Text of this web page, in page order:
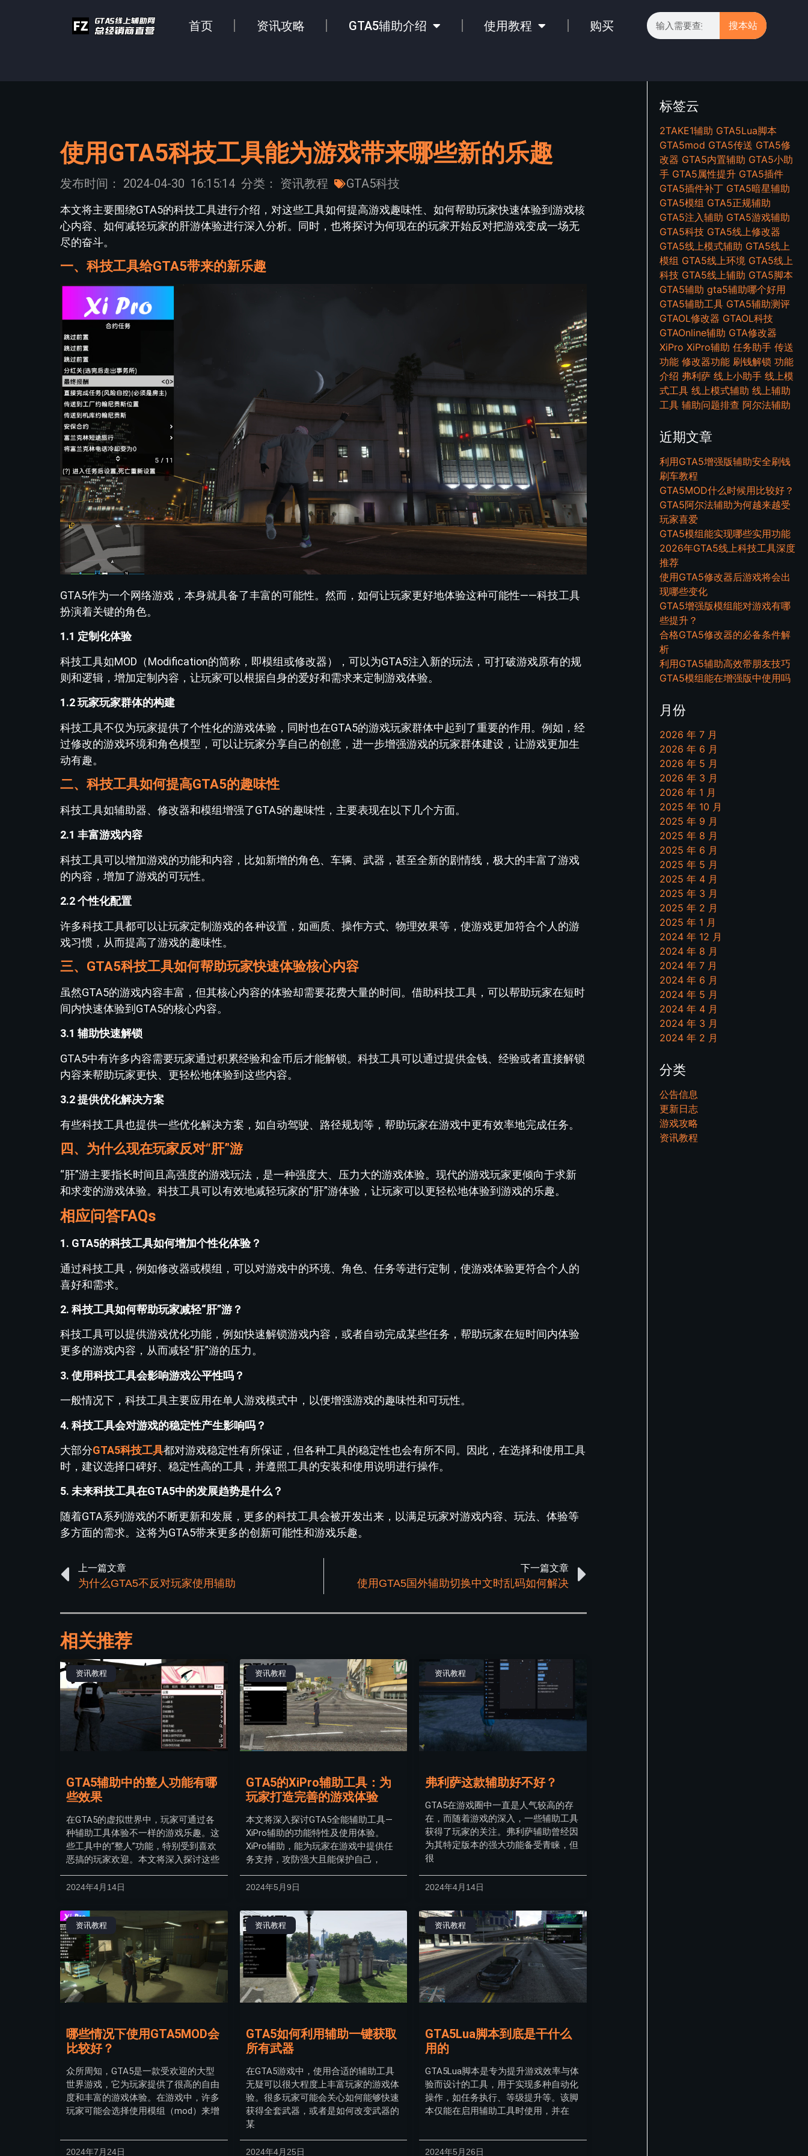
首页 资讯攻略 GTA5辅助介绍 使用教程 购买 搜本站
使用GTA5科技工具能为游戏带来哪些新的乐趣
发布时间： 2024-04-30 16:15:14 分类： 资讯教程 GTA5科技
本文将主要围绕GTA5的科技工具进行介绍，对这些工具如何提高游戏趣味性、如何帮助玩家快速体验到游戏核
心内容、如何减轻玩家的肝游体验进行深入分析。同时，也将探讨为何现在的玩家开始反对把游戏变成一场无
尽的奋斗。
一、科技工具给GTA5带来的新乐趣
GTA5作为一个网络游戏，本身就具备了丰富的可能性。然而，如何让玩家更好地体验这种可能性——科技工具
扮演着关键的角色。
1.1 定制化体验
科技工具如MOD（Modification的简称，即模组或修改器），可以为GTA5注入新的玩法，可打破游戏原有的规
则和逻辑，增加定制内容，让玩家可以根据自身的爱好和需求来定制游戏体验。
1.2 玩家玩家群体的构建
科技工具不仅为玩家提供了个性化的游戏体验，同时也在GTA5的游戏玩家群体中起到了重要的作用。例如，经
过修改的游戏环境和角色模型，可以让玩家分享自己的创意，进一步增强游戏的玩家群体建设，让游戏更加生
动有趣。
二、科技工具如何提高GTA5的趣味性
科技工具如辅助器、修改器和模组增强了GTA5的趣味性，主要表现在以下几个方面。
2.1 丰富游戏内容
科技工具可以增加游戏的功能和内容，比如新增的角色、车辆、武器，甚至全新的剧情线，极大的丰富了游戏
的内容，增加了游戏的可玩性。
2.2 个性化配置
许多科技工具都可以让玩家定制游戏的各种设置，如画质、操作方式、物理效果等，使游戏更加符合个人的游
戏习惯，从而提高了游戏的趣味性。
三、GTA5科技工具如何帮助玩家快速体验核心内容
虽然GTA5的游戏内容丰富，但其核心内容的体验却需要花费大量的时间。借助科技工具，可以帮助玩家在短时
间内快速体验到GTA5的核心内容。
3.1 辅助快速解锁
GTA5中有许多内容需要玩家通过积累经验和金币后才能解锁。科技工具可以通过提供金钱、经验或者直接解锁
内容来帮助玩家更快、更轻松地体验到这些内容。
3.2 提供优化解决方案
有些科技工具也提供一些优化解决方案，如自动驾驶、路径规划等，帮助玩家在游戏中更有效率地完成任务。
四、为什么现在玩家反对“肝”游
“肝”游主要指长时间且高强度的游戏玩法，是一种强度大、压力大的游戏体验。现代的游戏玩家更倾向于求新
和求变的游戏体验。科技工具可以有效地减轻玩家的“肝”游体验，让玩家可以更轻松地体验到游戏的乐趣。
相应问答FAQs
1. GTA5的科技工具如何增加个性化体验？
通过科技工具，例如修改器或模组，可以对游戏中的环境、角色、任务等进行定制，使游戏体验更符合个人的
喜好和需求。
2. 科技工具如何帮助玩家减轻“肝”游？
科技工具可以提供游戏优化功能，例如快速解锁游戏内容，或者自动完成某些任务，帮助玩家在短时间内体验
更多的游戏内容，从而减轻“肝”游的压力。
3. 使用科技工具会影响游戏公平性吗？
一般情况下，科技工具主要应用在单人游戏模式中，以便增强游戏的趣味性和可玩性。
4. 科技工具会对游戏的稳定性产生影响吗？
大部分GTA5科技工具都对游戏稳定性有所保证，但各种工具的稳定性也会有所不同。因此，在选择和使用工具
时，建议选择口碑好、稳定性高的工具，并遵照工具的安装和使用说明进行操作。
5. 未来科技工具在GTA5中的发展趋势是什么？
随着GTA系列游戏的不断更新和发展，更多的科技工具会被开发出来，以满足玩家对游戏内容、玩法、体验等
多方面的需求。这将为GTA5带来更多的创新可能性和游戏乐趣。
上一篇文章
为什么GTA5不反对玩家使用辅助
下一篇文章
使用GTA5国外辅助切换中文时乱码如何解决
相关推荐
资讯教程
GTA5辅助中的整人功能有哪
些效果
在GTA5的虚拟世界中，玩家可通过各
种辅助工具体验不一样的游戏乐趣。这
些工具中的“整人”功能，特别受到喜欢
恶搞的玩家欢迎。本文将深入探讨这些
2024年4月14日
资讯教程
GTA5的XiPro辅助工具：为
玩家打造完善的游戏体验
本文将深入探讨GTA5全能辅助工具—
XiPro辅助的功能特性及使用体验。
XiPro辅助，能为玩家在游戏中提供任
务支持，攻防强大且能保护自己，
2024年5月9日
资讯教程
弗利萨这款辅助好不好？
GTA5在游戏圈中一直是人气较高的存
在，而随着游戏的深入，一些辅助工具
获得了玩家的关注。弗利萨辅助曾经因
为其特定版本的强大功能备受青睐，但
很
2024年4月14日
资讯教程
哪些情况下使用GTA5MOD会
比较好？
众所周知，GTA5是一款受欢迎的大型
世界游戏，它为玩家提供了很高的自由
度和丰富的游戏体验。在游戏中，许多
玩家可能会选择使用模组（mod）来增
2024年7月24日
资讯教程
GTA5如何利用辅助一键获取
所有武器
在GTA5游戏中，使用合适的辅助工具
无疑可以很大程度上丰富玩家的游戏体
验。很多玩家可能会关心如何能够快速
获得全套武器，或者是如何改变武器的
某
2024年4月25日
资讯教程
GTA5Lua脚本到底是干什么
用的
GTA5Lua脚本是专为提升游戏效率与体
验而设计的工具，用于实现多种自动化
操作，如任务执行、等级提升等。该脚
本仅能在启用辅助工具时使用，并在
2024年5月26日
标签云
2TAKE1辅助 GTA5Lua脚本
GTA5mod GTA5传送 GTA5修
改器 GTA5内置辅助 GTA5小助
手 GTA5属性提升 GTA5插件
GTA5插件补丁 GTA5暗星辅助
GTA5模组 GTA5正规辅助
GTA5注入辅助 GTA5游戏辅助
GTA5科技 GTA5线上修改器
GTA5线上模式辅助 GTA5线上
模组 GTA5线上环境 GTA5线上
科技 GTA5线上辅助 GTA5脚本
GTA5辅助 gta5辅助哪个好用
GTA5辅助工具 GTA5辅助测评
GTAOL修改器 GTAOL科技
GTAOnline辅助 GTA修改器
XiPro XiPro辅助 任务助手 传送
功能 修改器功能 刷钱解锁 功能
介绍 弗利萨 线上小助手 线上模
式工具 线上模式辅助 线上辅助
工具 辅助问题排查 阿尔法辅助
近期文章
利用GTA5增强版辅助安全刷钱
刷车教程
GTA5MOD什么时候用比较好？
GTA5阿尔法辅助为何越来越受
玩家喜爱
GTA5模组能实现哪些实用功能
2026年GTA5线上科技工具深度
推荐
使用GTA5修改器后游戏将会出
现哪些变化
GTA5增强版模组能对游戏有哪
些提升？
合格GTA5修改器的必备条件解
析
利用GTA5辅助高效带朋友技巧
GTA5模组能在增强版中使用吗
月份
2026 年 7 月
2026 年 6 月
2026 年 5 月
2026 年 3 月
2026 年 1 月
2025 年 10 月
2025 年 9 月
2025 年 8 月
2025 年 6 月
2025 年 5 月
2025 年 4 月
2025 年 3 月
2025 年 2 月
2025 年 1 月
2024 年 12 月
2024 年 8 月
2024 年 7 月
2024 年 6 月
2024 年 5 月
2024 年 4 月
2024 年 3 月
2024 年 2 月
分类
公告信息
更新日志
游戏攻略
资讯教程